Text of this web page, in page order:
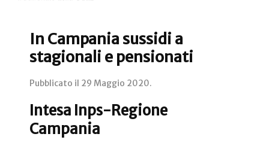
In Campania sussidi a
stagionali e pensionati
Pubblicato il 29 Maggio 2020.
Intesa Inps-Regione
Campania